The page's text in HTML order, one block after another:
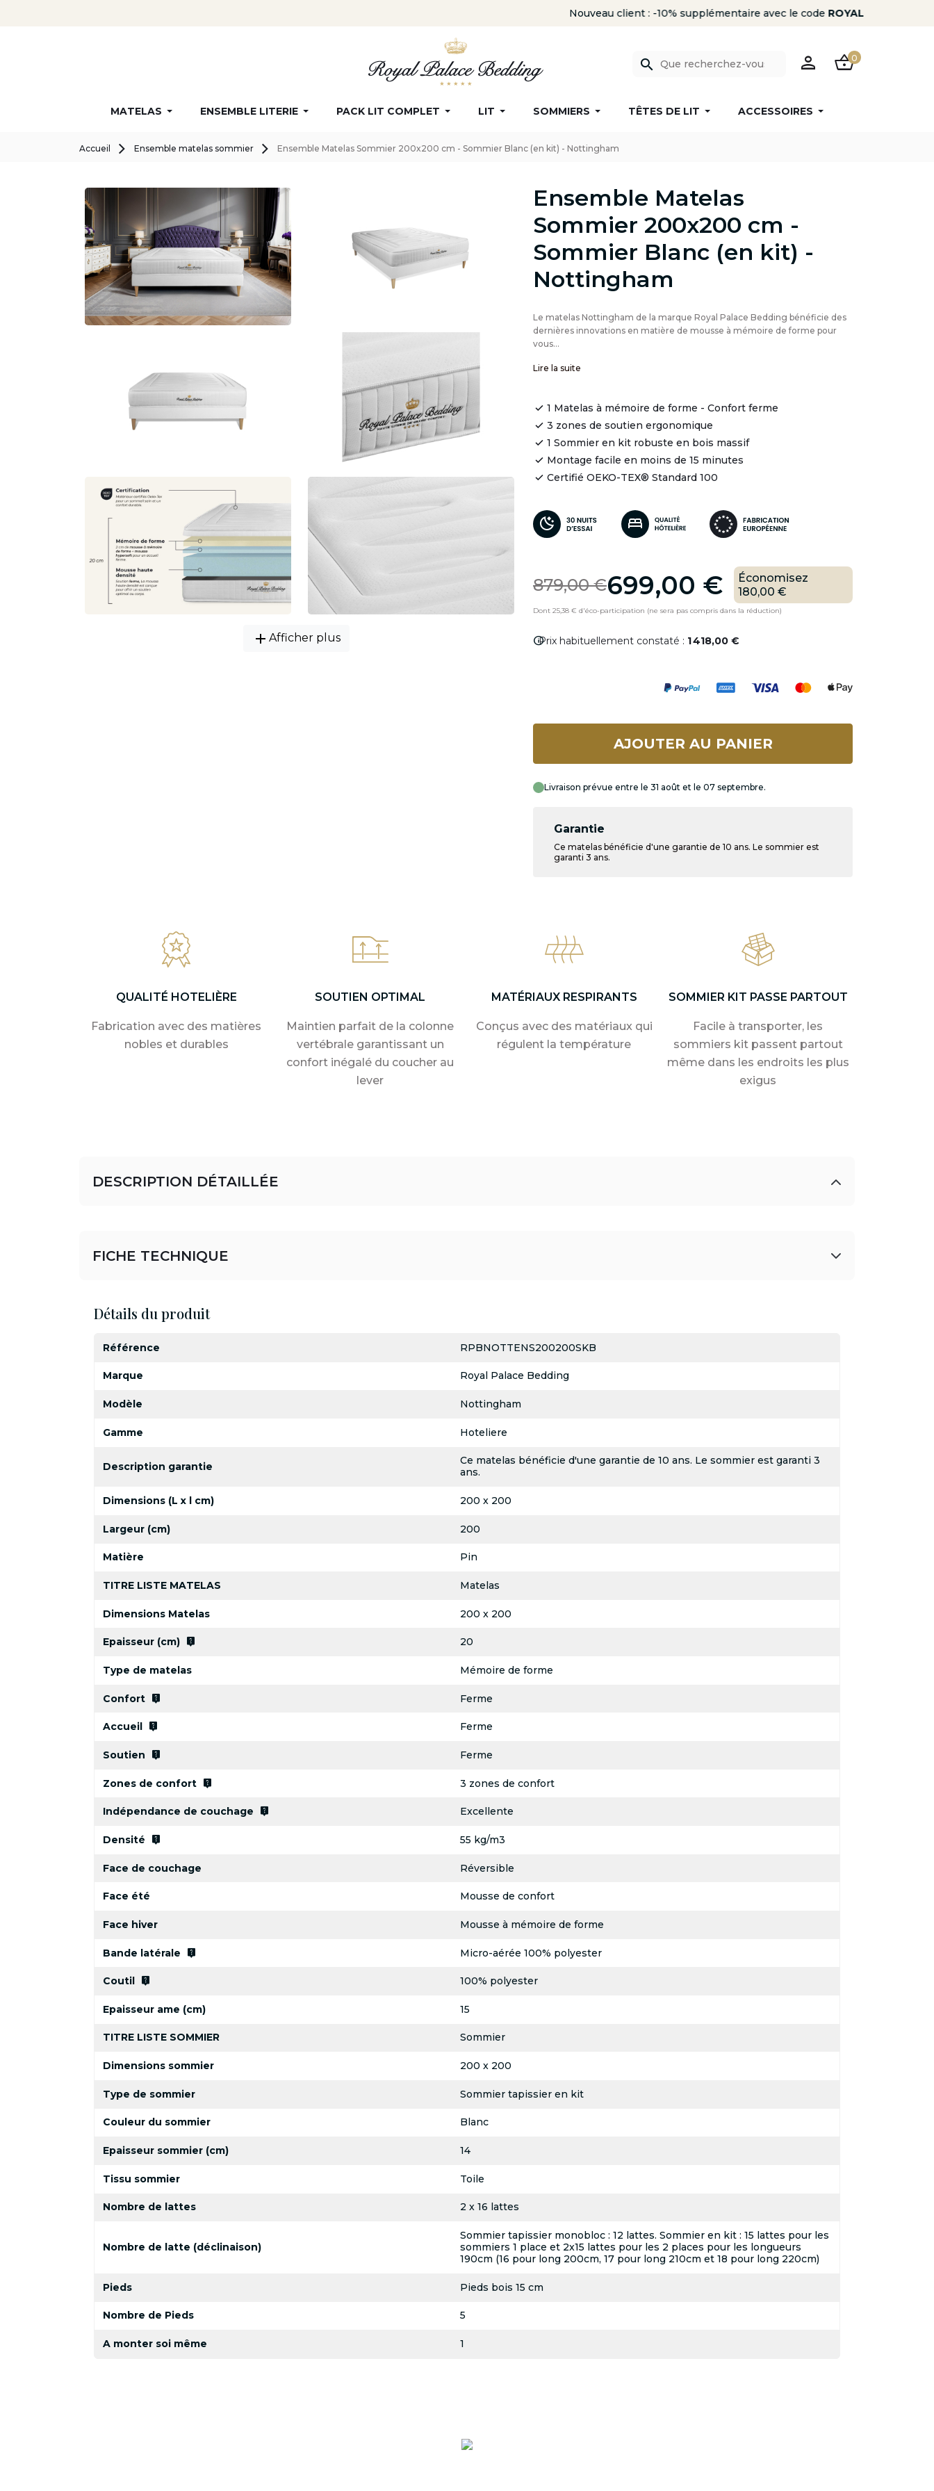
Nouveau client : -10% supplémentaire avec le codeROYAL
search PERSON SHOPPING_BASKET0
MATELAS ENSEMBLE LITERIE PACK LIT COMPLET LIT SOMMIERS TÊTES DE LIT ACCESSOIRES
Accueil Ensemble matelas sommier Ensemble Matelas Sommier 200x200 cm - Sommier Blanc (en kit) - Nottingham
add Afficher plus
Ensemble Matelas
Sommier 200x200 cm -
Sommier Blanc (en kit) -
Nottingham
Le matelas Nottingham de la marque Royal Palace Bedding bénéficie des
dernières innovations en matière de mousse à mémoire de forme pour
vous...
Lire la suite
1 Matelas à mémoire de forme - Confort ferme
3 zones de soutien ergonomique
1 Sommier en kit robuste en bois massif
Montage facile en moins de 15 minutes
Certifié OEKO-TEX® Standard 100
879,00 €699,00 €
Économisez
180,00 €
Dont 25,38 € d'éco-participation (ne sera pas compris dans la réduction)
infoPrix habituellement constaté : 1 418,00 €
AJOUTER AU PANIER
Livraison prévue entre le 31 août et le 07 septembre.
Garantie
Ce matelas bénéficie d'une garantie de 10 ans. Le sommier est
garanti 3 ans.
QUALITÉ HOTELIÈRE
Fabrication avec des matières
nobles et durables
SOUTIEN OPTIMAL
Maintien parfait de la colonne
vertébrale garantissant un
confort inégalé du coucher au
lever
MATÉRIAUX RESPIRANTS
Conçus avec des matériaux qui
régulent la température
SOMMIER KIT PASSE PARTOUT
Facile à transporter, les
sommiers kit passent partout
même dans les endroits les plus
exigus
DESCRIPTION DÉTAILLÉE
FICHE TECHNIQUE
Détails du produit
Référence RPBNOTTENS200200SKB
Marque Royal Palace Bedding
Modèle Nottingham
Gamme Hoteliere
Description garantie
Ce matelas bénéficie d'une garantie de 10 ans. Le sommier est garanti 3
ans.
Dimensions (L x l cm) 200 x 200
Largeur (cm) 200
Matière Pin
TITRE LISTE MATELAS Matelas
Dimensions Matelas 200 x 200
Epaisseur (cm) live_help 20
Type de matelas Mémoire de forme
Confort live_help Ferme
Accueil live_help Ferme
Soutien live_help Ferme
Zones de confort live_help 3 zones de confort
Indépendance de couchage live_help Excellente
Densité live_help 55 kg/m3
Face de couchage Réversible
Face été Mousse de confort
Face hiver Mousse à mémoire de forme
Bande latérale live_help Micro-aérée 100% polyester
Coutil live_help 100% polyester
Epaisseur ame (cm) 15
TITRE LISTE SOMMIER Sommier
Dimensions sommier 200 x 200
Type de sommier Sommier tapissier en kit
Couleur du sommier Blanc
Epaisseur sommier (cm) 14
Tissu sommier Toile
Nombre de lattes 2 x 16 lattes
Nombre de latte (déclinaison)
Sommier tapissier monobloc : 12 lattes. Sommier en kit : 15 lattes pour les
sommiers 1 place et 2x15 lattes pour les 2 places pour les longueurs
190cm (16 pour long 200cm, 17 pour long 210cm et 18 pour long 220cm)
Pieds Pieds bois 15 cm
Nombre de Pieds 5
A monter soi même 1